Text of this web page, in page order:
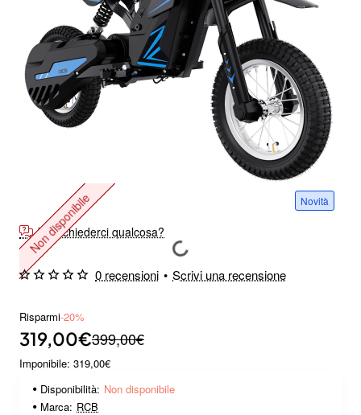
Novità
Non disponibile
Vuoi chiederci qualcosa?
0 recensioni • Scrivi una recensione
Risparmi-20%
319,00€399,00€
Imponibile: 319,00€
Disponibilità: Non disponibile
Marca: RCB